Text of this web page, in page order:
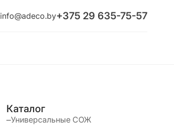
info@adeco.by+375 29 635-75-57
Каталог
Универсальные СОЖ